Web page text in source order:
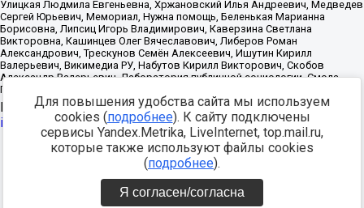
Источник:https://minjust.gov.ru/uploaded/files/reestr-
inostrannyih-agentov-22-03-2024.pdfданные на22.03.2024
Разработка -
Для повышения удобства сайта мы используем
cookies (подробнее). К сайту подключены
сервисы Yandex.Metrika, LiveInternet, top.mail.ru,
которые также используют файлы cookies
(подробнее).
Я согласен/согласна